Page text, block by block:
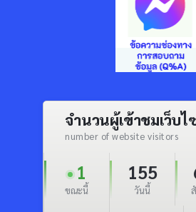
จำนวนผู้เข้าชมเว็บไ
number of website visitors
1
ขณะนี้
155
วันนี้